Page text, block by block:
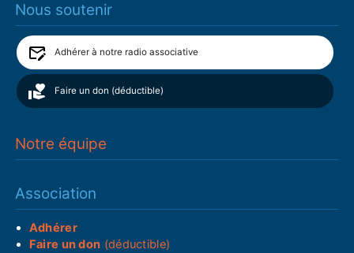
Nous soutenir
Adhérer à notre radio associative
Faire un don (déductible)
Notre équipe
Association
Adhérer
Faire un don (déductible)